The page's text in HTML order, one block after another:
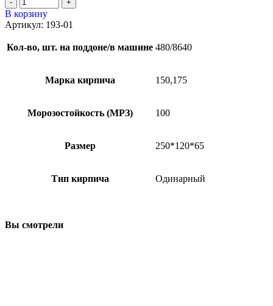
В корзину
Артикул: 193-01
Кол-во, шт. на поддоне/в машине 480/8640
Марка кирпича 150,175
Морозостойкость (МРЗ) 100
Размер 250*120*65
Тип кирпича Одинарный
Вы смотрели